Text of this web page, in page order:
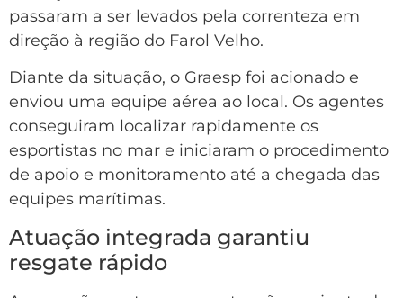
passaram a ser levados pela correnteza em
direção à região do Farol Velho.
Diante da situação, o Graesp foi acionado e
enviou uma equipe aérea ao local. Os agentes
conseguiram localizar rapidamente os
esportistas no mar e iniciaram o procedimento
de apoio e monitoramento até a chegada das
equipes marítimas.
Atuação integrada garantiu
resgate rápido